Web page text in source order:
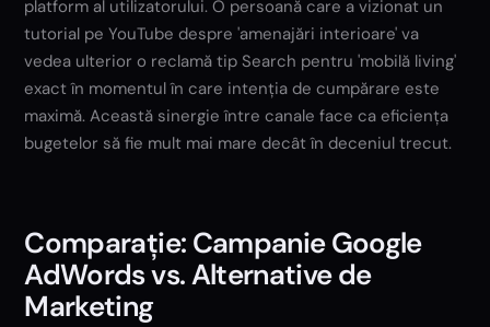
platform al utilizatorului. O persoană care a vizionat un
tutorial pe YouTube despre 'amenajări interioare' va
vedea ulterior o reclamă tip Search pentru 'mobilă living'
exact în momentul în care intenția de cumpărare este
maximă. Această sinergie între canale face ca eficiența
bugetelor să fie mult mai mare decât în deceniul trecut.
Comparație: Campanie Google
AdWords vs. Alternative de
Marketing